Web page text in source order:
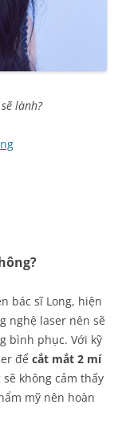
lành?
bác sĩ Long, hiện
nghệ laser nên sẽ
bình phục. Với kỹ
để cắt mắt 2 mí
không cảm thấy
mỹ nên hoàn